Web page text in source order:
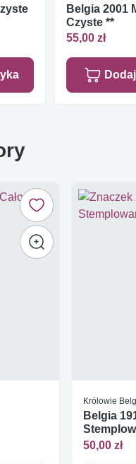
Belgia 2001
Czyste **
55,00 zł
Królowie
Belgia
50,00 zł